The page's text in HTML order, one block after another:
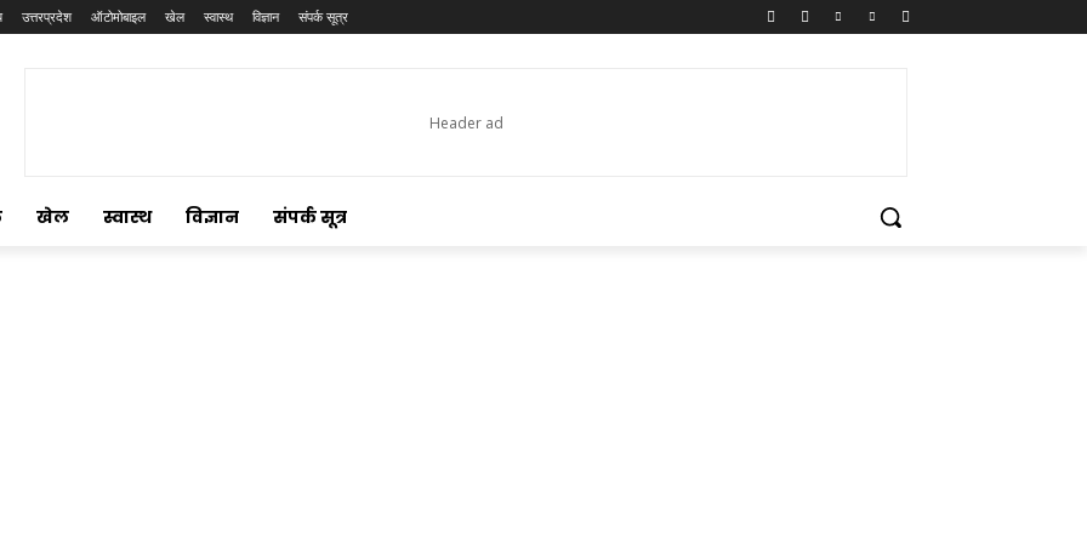
उत्तरप्रदेश ऑटोमोबाइल खेल स्वास्थ विज्ञान संपर्क सूत्र
खेल स्वास्थ विज्ञान संपर्क सूत्र